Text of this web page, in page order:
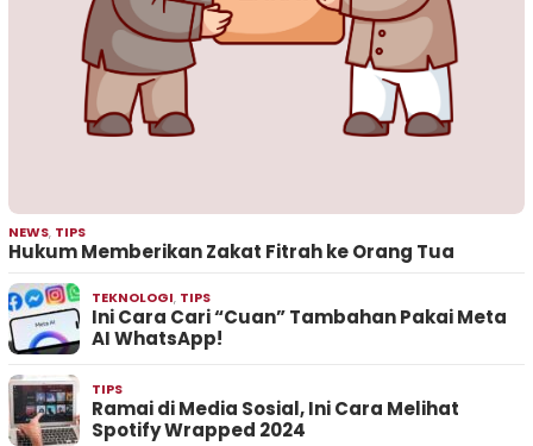
NEWS, TIPS
Hukum Memberikan Zakat Fitrah ke Orang Tua
TEKNOLOGI, TIPS
Ini Cara Cari “Cuan” Tambahan Pakai Meta
AI WhatsApp!
TIPS
Ramai di Media Sosial, Ini Cara Melihat
Spotify Wrapped 2024